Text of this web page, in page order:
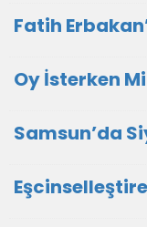
Fatih
Oy İsterken
Samsun’da